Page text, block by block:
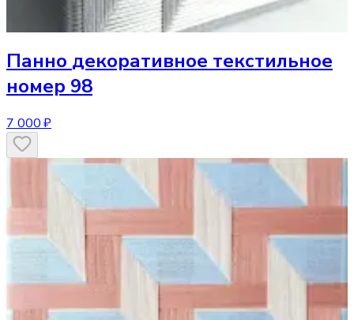
Панно декоративное текстильное
номер 98
7 000 ₽